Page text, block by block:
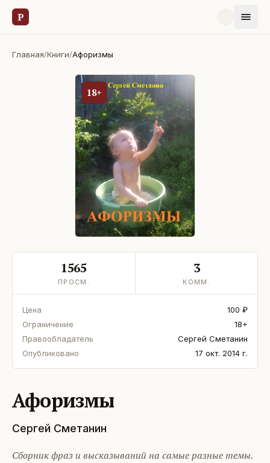
Р
Главная/Книги/Афоризмы
18+
1565
ПРОСМ.
3
КОММ.
Цена
100 ₽
Ограничение
18+
Правообладатель
Сергей Сметанин
Опубликовано
17 окт. 2014 г.
Афоризмы
Сергей Сметанин
Сборник фраз и высказываний на самые разные темы.